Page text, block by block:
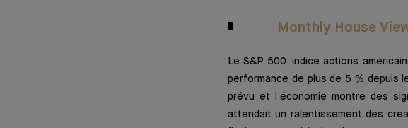
Monthly House
Le S&P 500, indice actions
performance de plus de 5 % depuis
prévu et l’économie montre des
attendait un ralentissement des